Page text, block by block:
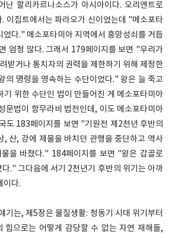
난 할리카르나소스가 아시아이다. 오리엔트로
이집트에서는 파라오가 신이었는데 "메소포타
었다." 메소포타미아 지역에서 흥망성쇠를 거듭
엄청 많다. 그래서 179페이지를 보면 "우리가
받거나 통치자의 권력을 제한하기 위해 제정한
의 명령을 영속하는 수단이었다." 왕은 늘 죽고
기 위한 수단인 법이 만들어진 게 메소포타미아
문법이 함무라비 법전인데, 이도 메소포타미아
도 183페이지를 보면 "기원전 제2천년 후반의
, 산, 강에 제물을 바치던 관행을 중단하고 역사
을 바쳤다." 184페이지를 보면 "왕은 갑골로
." 그다음에 서기 2천년기 후반의 위기는 아까
이다.
기는, 제5장은 물질생활: 청동기 시대 위기부터
힘으로는 어떻게 감당할 수 없는 자연 재해들,